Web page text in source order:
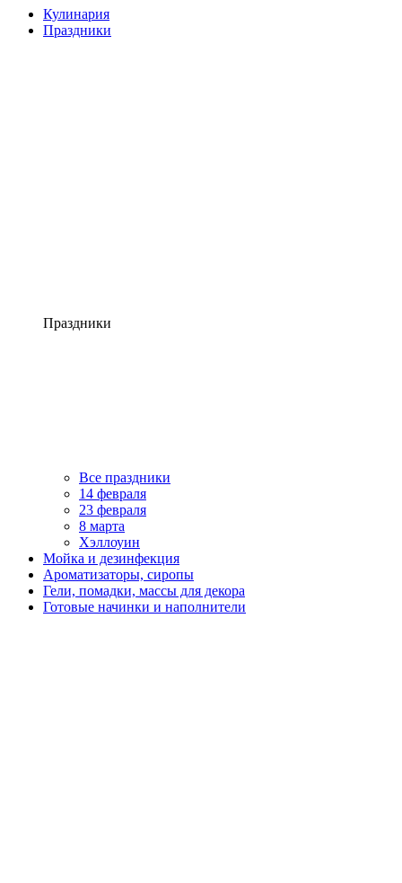
Кулинария
Праздники
Праздники
Все праздники
14 февраля
23 февраля
8 марта
Хэллоуин
Мойка и дезинфекция
Ароматизаторы, сиропы
Гели, помадки, массы для декора
Готовые начинки и наполнители